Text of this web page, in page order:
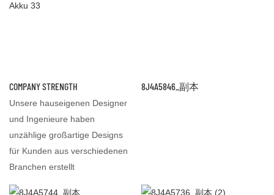
COMPANY STRENGTH
Unsere hauseigenen Designer
und Ingenieure haben
unzählige großartige Designs
für Kunden aus verschiedenen
Branchen erstellt
8J4A5846_副本